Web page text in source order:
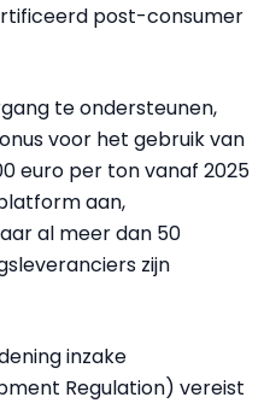
post-consumer
te ondersteunen,
voor het gebruik van
euro per ton vanaf 2025
aan,
al meer dan 50
zijn
inzake
Regulation) vereist